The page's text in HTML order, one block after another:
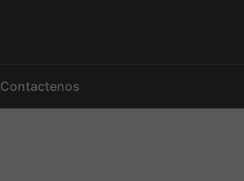
Contactenos